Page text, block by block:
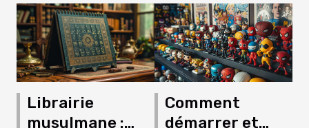
Librairie
musulmane :
Comment
démarrer et